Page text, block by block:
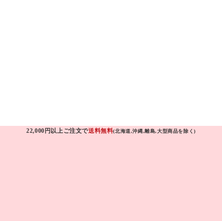
22,000円以上ご注文で送料無料(北海道,沖縄,離島,大型商品を除く)